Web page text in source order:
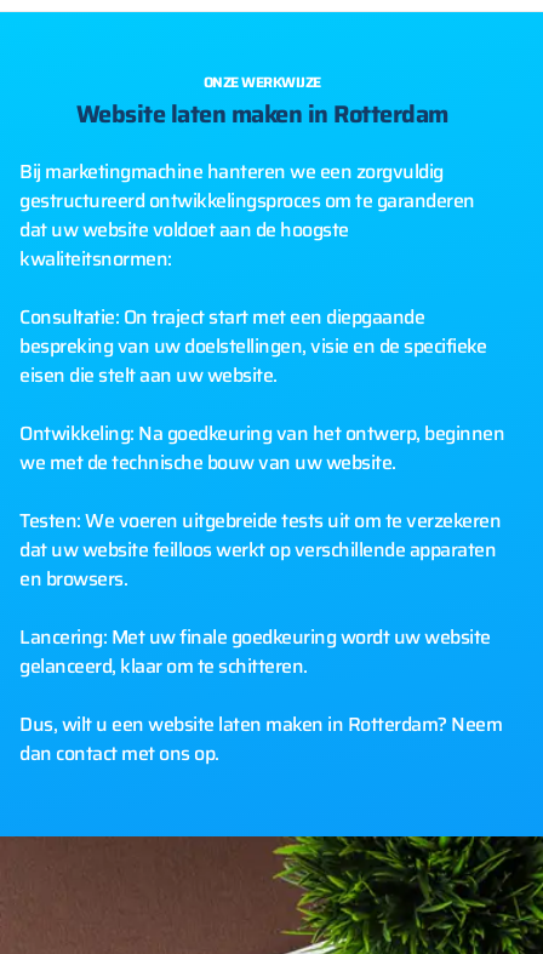
ONZE WERKWIJZE
Website laten maken in Rotterdam
Bij marketingmachine hanteren we een zorgvuldig
gestructureerd ontwikkelingsproces om te garanderen
dat uw website voldoet aan de hoogste
kwaliteitsnormen:
Consultatie: On traject start met een diepgaande
bespreking van uw doelstellingen, visie en de specifieke
eisen die stelt aan uw website.
Ontwikkeling: Na goedkeuring van het ontwerp, beginnen
we met de technische bouw van uw website.
Testen: We voeren uitgebreide tests uit om te verzekeren
dat uw website feilloos werkt op verschillende apparaten
en browsers.
Lancering: Met uw finale goedkeuring wordt uw website
gelanceerd, klaar om te schitteren.
Dus, wilt u een website laten maken in Rotterdam? Neem
dan contact met ons op.